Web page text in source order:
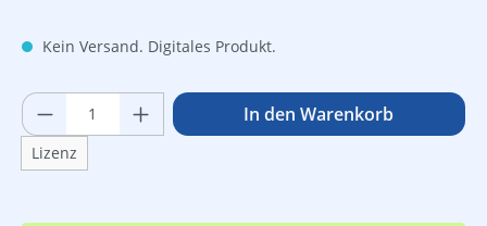
Kein Versand. Digitales Produkt.
Produkt Anzahl: Gib den gewünschten
Lizenz
In den Warenkorb